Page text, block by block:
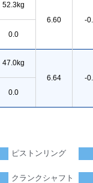
52.3kg
6.60
-
0.0
47.0kg
6.64
-
0.0
ピストンリング
クランクシャフト